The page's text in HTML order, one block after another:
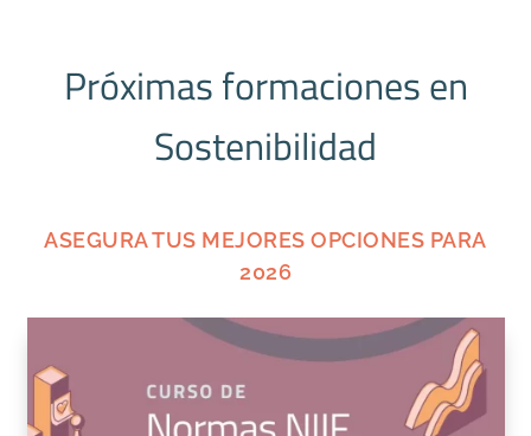
Próximas formaciones en
Sostenibilidad
ASEGURA TUS MEJORES OPCIONES PARA
2026